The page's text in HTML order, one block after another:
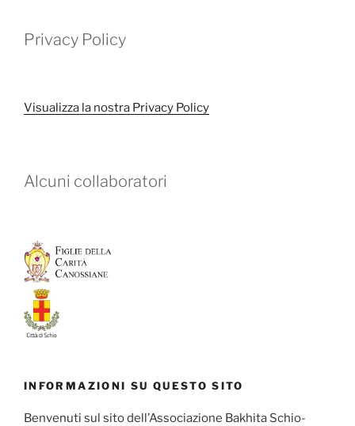
Privacy Policy
Visualizza la nostra Privacy Policy
Alcuni collaboratori
INFORMAZIONI SU QUESTO SITO
Benvenuti sul sito dell’Associazione Bakhita Schio-